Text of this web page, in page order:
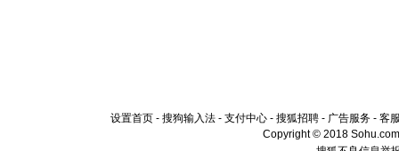
设置首页 - 搜狗输入法 - 支付中心 - 搜狐招聘 - 广告服务 - 客
Copyright © 2018